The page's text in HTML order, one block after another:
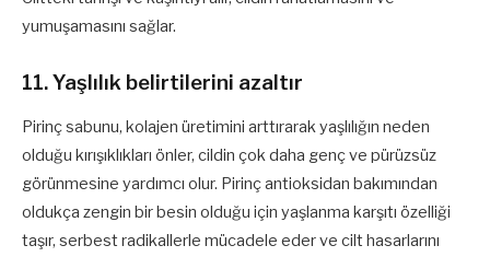
yumuşamasını sağlar.
11. Yaşlılık belirtilerini azaltır
Pirinç sabunu, kolajen üretimini arttırarak yaşlılığın neden
olduğu kırışıklıkları önler, cildin çok daha genç ve pürüzsüz
görünmesine yardımcı olur. Pirinç antioksidan bakımından
oldukça zengin bir besin olduğu için yaşlanma karşıtı özelliği
taşır, serbest radikallerle mücadele eder ve cilt hasarlarını